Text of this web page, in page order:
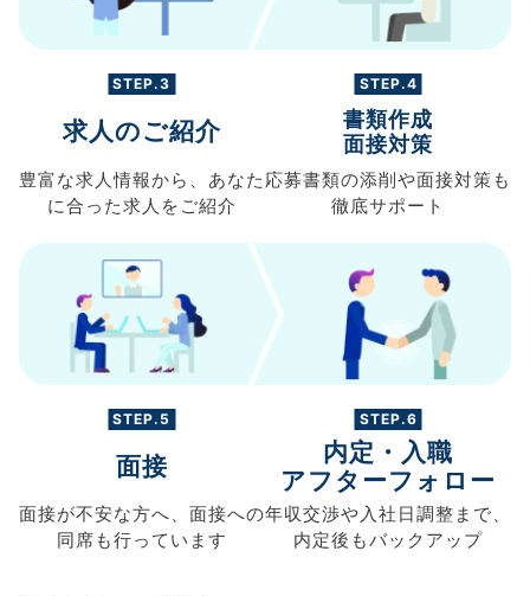
STEP.3
求人のご紹介
豊富な求人情報から、 あなた
に合った求人を ご紹介
STEP.4
書類作成
面接対策
応募書類の添削や面接対策も
徹底サポート
STEP.5
面接
面接が不安な方へ、 面接への
同席も行っています
STEP.6
内定・入職
アフターフォロー
年収交渉や入社日調整まで、
内定後もバックアップ